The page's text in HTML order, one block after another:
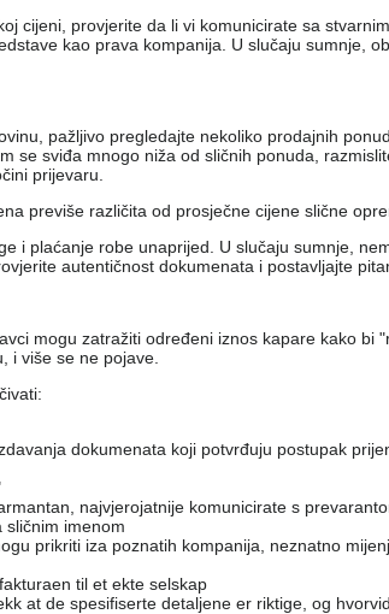
cijeni, provjerite da li vi komunicirate sa
kao prava kompanija. U slučaju sumnje,
pažljivo pregledajte nekoliko prodajnih
se sviđa mnogo niža od sličnih ponuda,
prijevaru.
previše različita od prosječne cijene slične
i plaćanje robe unaprijed. U slučaju sumnje,
autentičnost dokumenata i postavljajte
mogu zatražiti određeni iznos kapare kako
i više se ne pojave.
dokumenata koji potvrđuju postupak
najvjerojatnije komunicirate s
sličnim imenom
prikriti iza poznatih kompanija, neznatno
til et ekte selskap
at de spesifiserte detaljene er riktige, og